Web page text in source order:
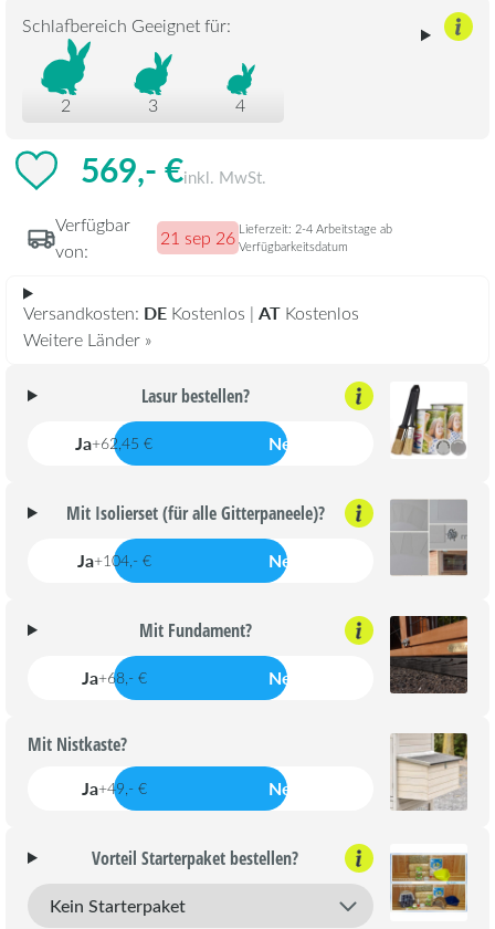
Schlafbereich Geeignet für:
2 3 4
569,- €inkl. MwSt.
Verfügbar
von:
21 sep 26 Lieferzeit: 2-4 Arbeitstage ab
Verfügbarkeitsdatum
Versandkosten: DE Kostenlos | AT Kostenlos
Weitere Länder »
Lasur bestellen?
Ja+62,45 € Nein
Mit Isolierset (für alle Gitterpaneele)?
Ja+104,- € Nein
Mit Fundament?
Ja+68,- € Nein
Mit Nistkaste?
Ja+49,- € Nein
Vorteil Starterpaket bestellen?